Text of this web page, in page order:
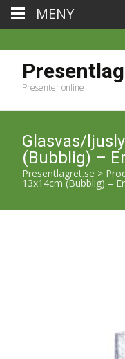
Presenter online
Glasvas/
(Bubblig) –
Presentlagret.se >
13x14cm (Bubblig) –
MENY